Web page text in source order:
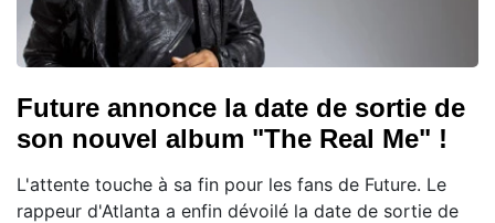
Future annonce la date de sortie de
son nouvel album "The Real Me" !
L'attente touche à sa fin pour les fans de Future. Le
rappeur d'Atlanta a enfin dévoilé la date de sortie de